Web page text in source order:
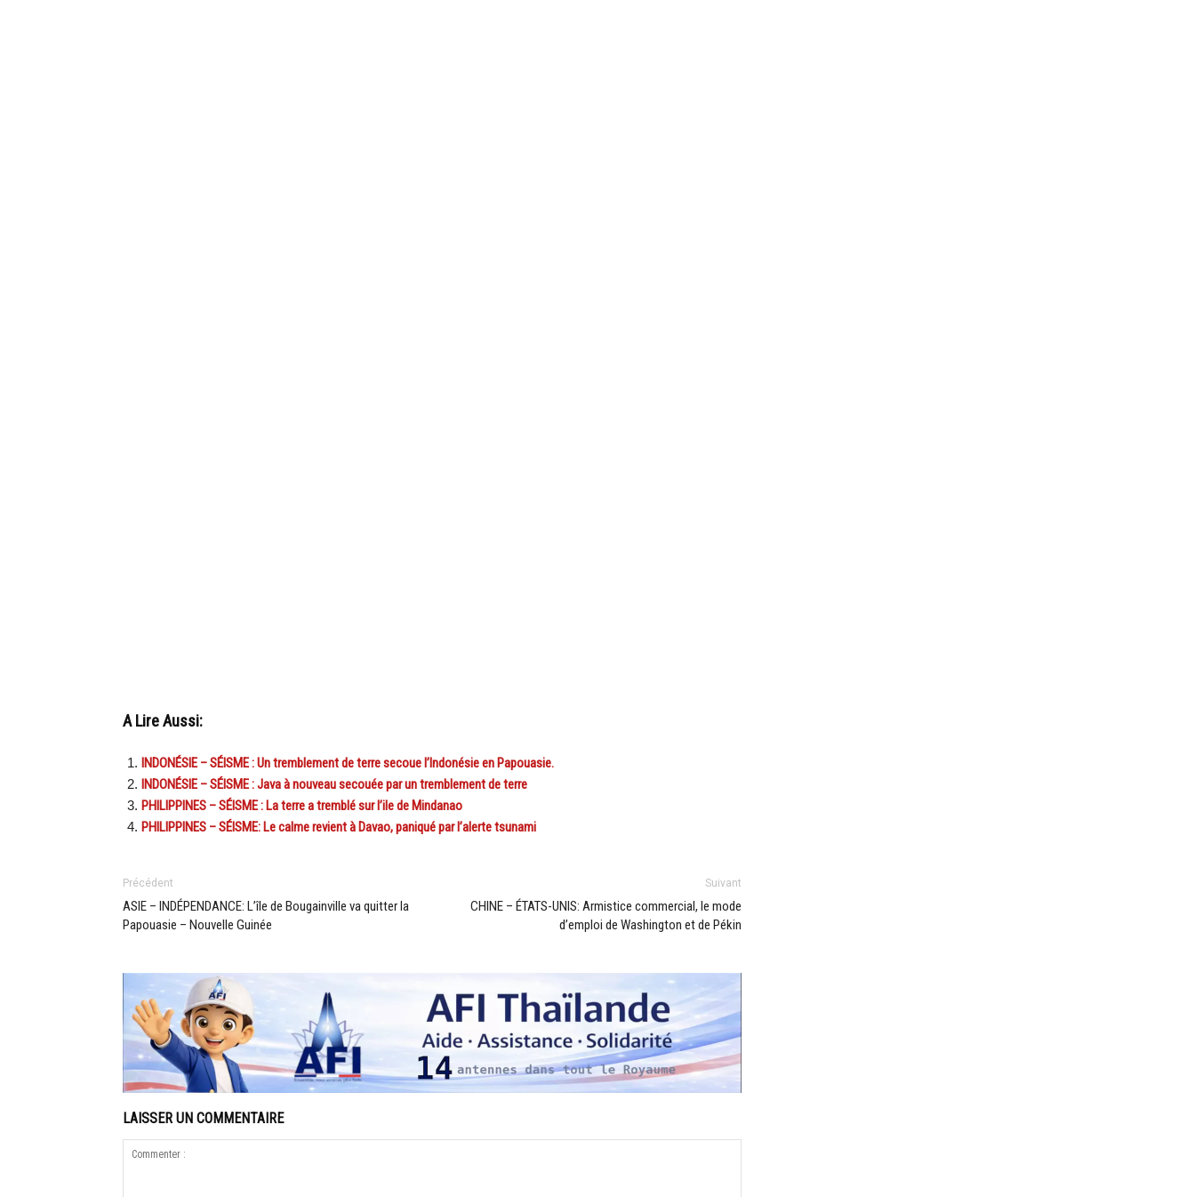
A Lire Aussi:
INDONÉSIE – SÉISME : Un tremblement de terre secoue l’Indonésie en Papouasie.
INDONÉSIE – SÉISME : Java à nouveau secouée par un tremblement de terre
PHILIPPINES – SÉISME : La terre a tremblé sur l’ile de Mindanao
PHILIPPINES – SÉISME: Le calme revient à Davao, paniqué par l’alerte tsunami
Précédent
ASIE – INDÉPENDANCE: L’île de Bougainville va quitter la
Papouasie – Nouvelle Guinée
Suivant
CHINE – ÉTATS-UNIS: Armistice commercial, le mode
d’emploi de Washington et de Pékin
LAISSER UN COMMENTAIRE